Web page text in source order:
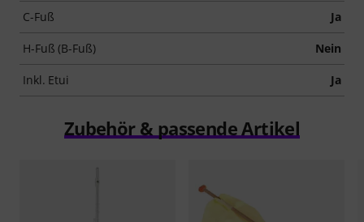
C-Fuß Ja
H-Fuß (B-Fuß) Nein
Inkl. Etui Ja
Zubehör & passende Artikel